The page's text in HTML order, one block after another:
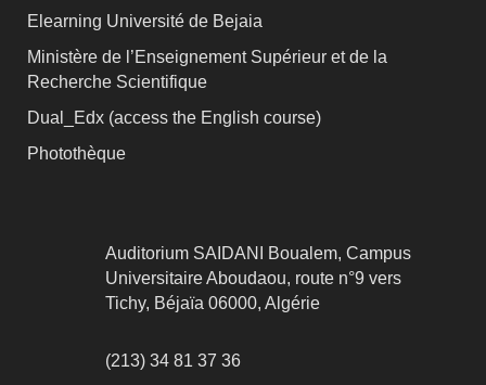
Elearning Université de Bejaia
Ministère de l’Enseignement Supérieur et de la
Recherche Scientifique
Dual_Edx (access the English course)
Photothèque
Auditorium SAIDANI Boualem, Campus
Universitaire Aboudaou, route n°9 vers
Tichy, Béjaïa 06000, Algérie
(213) 34 81 37 36